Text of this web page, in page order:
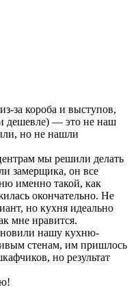
за короба и выступов,
дешевле) — это не наш
но не нашли
мы решили делать
замерщика, он все
именно такой, как
окончательно. Не
но кухня идеально
мне нравится.
нашу кухню-
стенам, им пришлось
но результат